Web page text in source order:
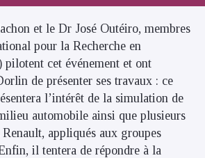
et le Dr José Outéiro, membres
pour la Recherche en
cet événement et ont
de présenter ses travaux : ce
l’intérêt de la simulation de
automobile ainsi que plusieurs
appliqués aux groupes
il tentera de répondre à la